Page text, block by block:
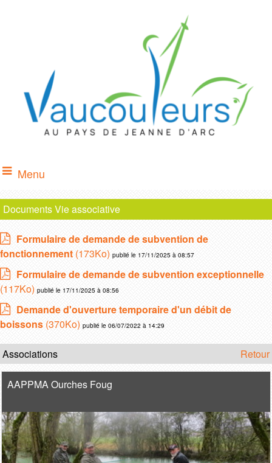
Menu
Documents Vie associative
Formulaire de demande de subvention de
fonctionnement (173Ko) publié le 17/11/2025 à 08:57
Formulaire de demande de subvention exceptionnelle
(117Ko) publié le 17/11/2025 à 08:56
Demande d'ouverture temporaire d'un débit de
boissons (370Ko) publié le 06/07/2022 à 14:29
Associations Retour
AAPPMA Ourches Foug